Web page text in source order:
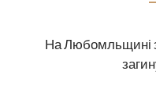
На Любомльщині